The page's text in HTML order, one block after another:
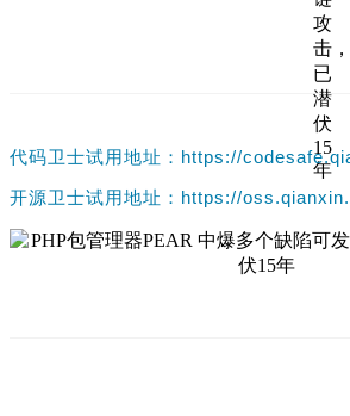
代码卫士试用地址：https://
开源卫士试用地址：https://